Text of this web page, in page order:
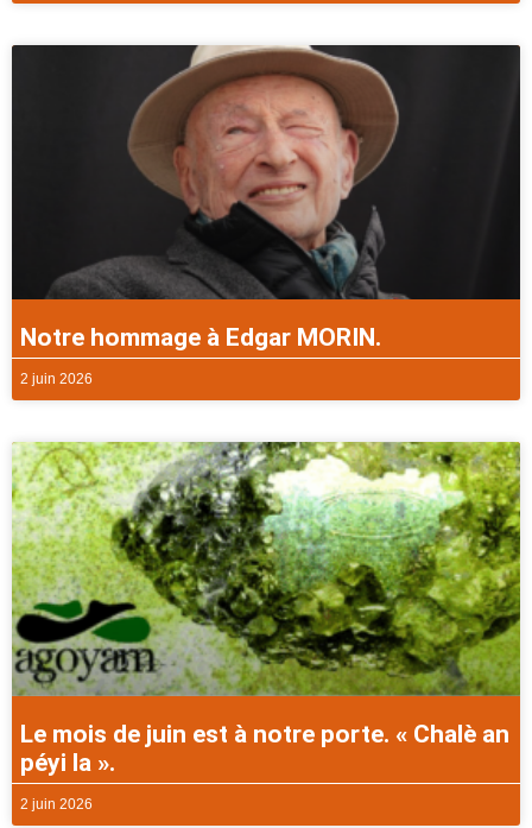
Notre hommage à Edgar MORIN.
2 juin 2026
Le mois de juin est à notre porte. « Chalè an
péyi la ».
2 juin 2026